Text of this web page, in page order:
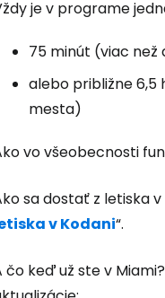
je v programe
75 minút (viac než
alebo približne
mesta)
vo všeobecnosti
sa dostať z letiska
v Kodani“.
čo keď už ste v